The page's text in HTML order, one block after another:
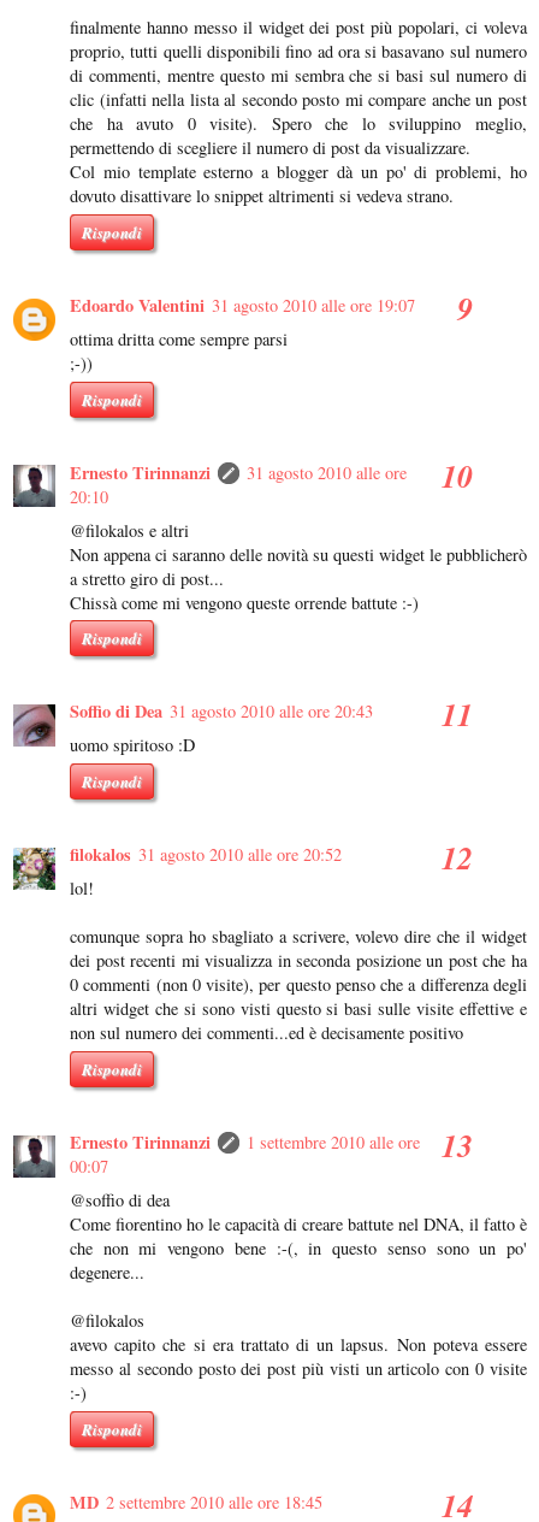
finalmente hanno messo il widget dei post più popolari, ci voleva
proprio, tutti quelli disponibili fino ad ora si basavano sul numero
di commenti, mentre questo mi sembra che si basi sul numero di
clic (infatti nella lista al secondo posto mi compare anche un post
che ha avuto 0 visite). Spero che lo sviluppino meglio,
permettendo di scegliere il numero di post da visualizzare.
Col mio template esterno a blogger dà un po' di problemi, ho
dovuto disattivare lo snippet altrimenti si vedeva strano.
Rispondi
Edoardo Valentini 31 agosto 2010 alle ore 19:07
ottima dritta come sempre parsi
;-))
Rispondi
Ernesto Tirinnanzi
31 agosto 2010 alle ore
20:10
@filokalos e altri
Non appena ci saranno delle novità su questi widget le pubblicherò
a stretto giro di post...
Chissà come mi vengono queste orrende battute :-)
Rispondi
Soffio di Dea 31 agosto 2010 alle ore 20:43
uomo spiritoso :D
Rispondi
filokalos 31 agosto 2010 alle ore 20:52
lol!
comunque sopra ho sbagliato a scrivere, volevo dire che il widget
dei post recenti mi visualizza in seconda posizione un post che ha
0 commenti (non 0 visite), per questo penso che a differenza degli
altri widget che si sono visti questo si basi sulle visite effettive e
non sul numero dei commenti...ed è decisamente positivo
Rispondi
Ernesto Tirinnanzi
1 settembre 2010 alle ore
00:07
@soffio di dea
Come fiorentino ho le capacità di creare battute nel DNA, il fatto è
che non mi vengono bene :-(, in questo senso sono un po'
degenere...
@filokalos
avevo capito che si era trattato di un lapsus. Non poteva essere
messo al secondo posto dei post più visti un articolo con 0 visite
:-)
Rispondi
MD 2 settembre 2010 alle ore 18:45